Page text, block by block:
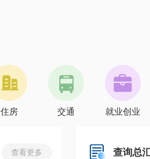
住房 交通 就业创业
查看更多 查询总